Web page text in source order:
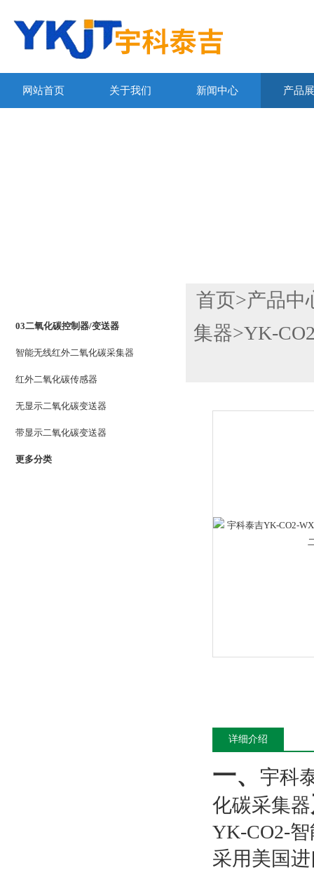
网站首页 关于我们 新闻中心 产品
03二氧化碳控制器/变送器
智能无线红外二氧化碳采集器
红外二氧化碳传感器
无显示二氧化碳变送器
带显示二氧化碳变送器
更多分类
首页>产品中
集器>YK-
详细介绍
一、
宇科
化碳采集器
YK-CO2-
采用美国